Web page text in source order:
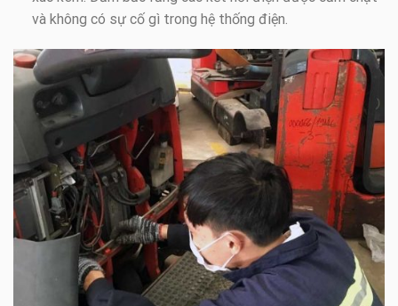
và không có sự cố gì trong hệ thống điện.